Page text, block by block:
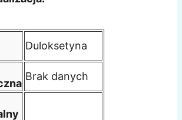
Duloksetyna
Brak danych